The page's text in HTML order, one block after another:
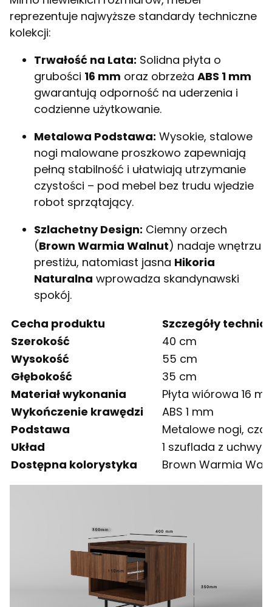
reprezentuje najwyższe standardy techniczne
kolekcji:
Trwałość na Lata: Solidna płyta o
grubości 16 mm oraz obrzeża ABS 1 mm
gwarantują odporność na uderzenia i
codzienne użytkowanie.
Metalowa Podstawa: Wysokie, stalowe
nogi malowane proszkowo zapewniają
pełną stabilność i ułatwiają utrzymanie
czystości – pod mebel bez trudu wjedzie
robot sprzątający.
Szlachetny Design: Ciemny orzech
(Brown Warmia Walnut) nadaje wnętrzu
prestiżu, natomiast jasna Hikoria
Naturalna wprowadza skandynawski
spokój.
Cecha produktu
Szczegóły
Szerokość
40 cm
Wysokość
55 cm
Głębokość
35 cm
Materiał wykonania
Płyta wiórowa 16
Wykończenie krawędzi
ABS 1 mm
Podstawa
Metalowe nogi,
Układ
1 szuflada z
Dostępna kolorystyka
Brown Warmia